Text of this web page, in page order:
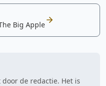
Big Apple
de redactie. Het is